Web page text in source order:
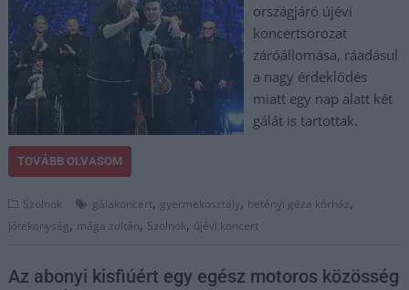
országjáró újévi
koncertsorozat
záróállomása, ráadásul
a nagy érdeklődés
miatt egy nap alatt két
gálát is tartottak.
TOVÁBB OLVASOM
Szolnok gálakoncert, gyermekosztály, hetényi géza kórház,
jótékonyság, mága zoltán, Szolnok, újévi koncert
Az abonyi kisfiúért egy egész motoros közösség